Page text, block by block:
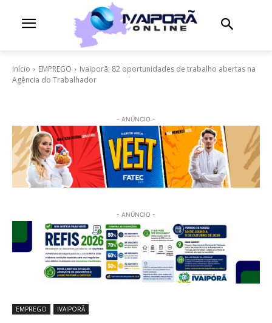
Início EMPREGO
Ivaiporã: 82 oportunidades de trabalho abertas na
Agência do Trabalhador
- ANÚNCIO -
- ANÚNCIO -
EMPREGO IVAIPORÃ